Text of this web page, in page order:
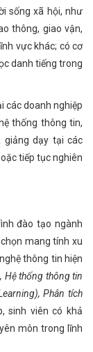
sống xã hội, như
thông, giao vận,
vực khác; có cơ
danh tiếng trong
các doanh nghiệp
thống thông tin,
giảng dạy tại các
tiếp tục nghiên
đào tạo ngành
mang tính xu
thông tin hiện
Hệ thống thông tin
Phân tích
sinh viên có khả
môn trong lĩnh